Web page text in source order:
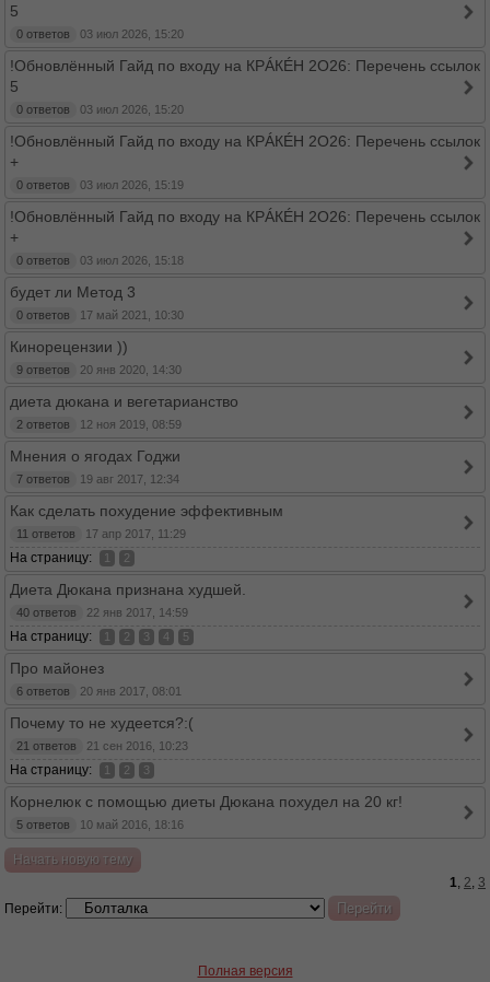
5
0 ответов 03 июл 2026, 15:20
!Обновлённый Гайд по входу на КРÁКÉН 2O26: Перечень ссылок
5
0 ответов 03 июл 2026, 15:20
!Обновлённый Гайд по входу на КРÁКÉН 2O26: Перечень ссылок
+
0 ответов 03 июл 2026, 15:19
!Обновлённый Гайд по входу на КРÁКÉН 2O26: Перечень ссылок
+
0 ответов 03 июл 2026, 15:18
будет ли Метод 3
0 ответов 17 май 2021, 10:30
Кинорецензии ))
9 ответов 20 янв 2020, 14:30
диета дюкана и вегетарианство
2 ответов 12 ноя 2019, 08:59
Мнения о ягодах Годжи
7 ответов 19 авг 2017, 12:34
Как сделать похудение эффективным
11 ответов 17 апр 2017, 11:29
На страницу: 1 2
Диета Дюкана признана худшей.
40 ответов 22 янв 2017, 14:59
На страницу: 1 2 3 4 5
Про майонез
6 ответов 20 янв 2017, 08:01
Почему то не худеется?:(
21 ответов 21 сен 2016, 10:23
На страницу: 1 2 3
Корнелюк с помощью диеты Дюкана похудел на 20 кг!
5 ответов 10 май 2016, 18:16
Начать новую тему
1, 2, 3
Перейти:
Полная версия